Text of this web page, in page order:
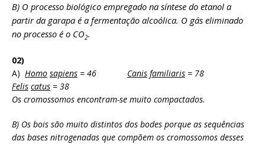
B) O processo biológico empregado na síntese do etanol a
partir da garapa é a fermentação alcoólica. O gás eliminado
no processo é o CO2.
02)
A) Homo sapiens = 46 Canis familiaris = 78
Felis catus = 38
Os cromossomos encontram-se muito compactados.
B) Os bois são muito distintos dos bodes porque as sequências
das bases nitrogenadas que compõem os cromossomos desses